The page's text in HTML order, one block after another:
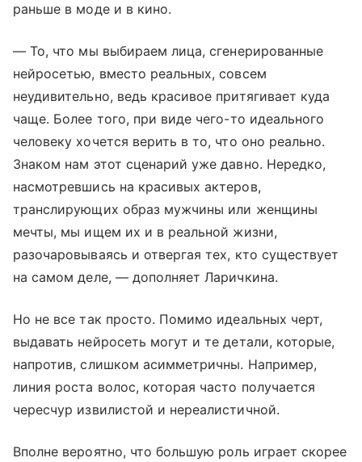
раньше в моде и в кино.
— То, что мы выбираем лица, сгенерированные
нейросетью, вместо реальных, совсем
неудивительно, ведь красивое притягивает куда
чаще. Более того, при виде чего-то идеального
человеку хочется верить в то, что оно реально.
Знаком нам этот сценарий уже давно. Нередко,
насмотревшись на красивых актеров,
транслирующих образ мужчины или женщины
мечты, мы ищем их и в реальной жизни,
разочаровываясь и отвергая тех, кто существует
на самом деле, — дополняет Ларичкина.
Но не все так просто. Помимо идеальных черт,
выдавать нейросеть могут и те детали, которые,
напротив, слишком асимметричны. Например,
линия роста волос, которая часто получается
чересчур извилистой и нереалистичной.
Вполне вероятно, что большую роль играет скорее